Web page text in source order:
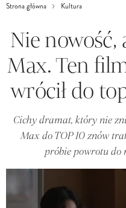
Strona główna Kultura
Nie nowość,
Max. Ten
wrócił do
Cichy dramat, który nie
Max do TOP 10 znów
próbie powrotu do